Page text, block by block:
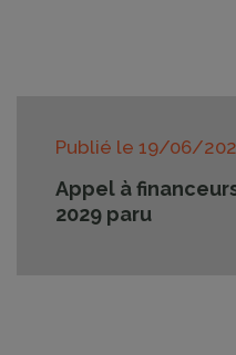
Publié le 19/06/
Appel à
2029 paru